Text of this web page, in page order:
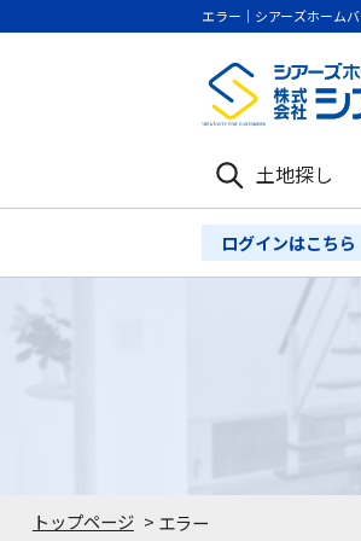
エラー｜シアーズホーム
土地探し
ログインはこちら
トップページ > エラー